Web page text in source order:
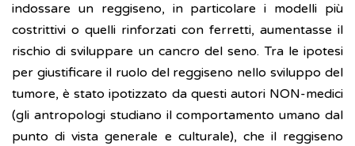
indossare un reggiseno, in particolare i modelli più
costrittivi o quelli rinforzati con ferretti, aumentasse il
rischio di sviluppare un cancro del seno. Tra le ipotesi
per giustificare il ruolo del reggiseno nello sviluppo del
tumore, è stato ipotizzato da questi autori NON-medici
(gli antropologi studiano il comportamento umano dal
punto di vista generale e culturale), che il reggiseno